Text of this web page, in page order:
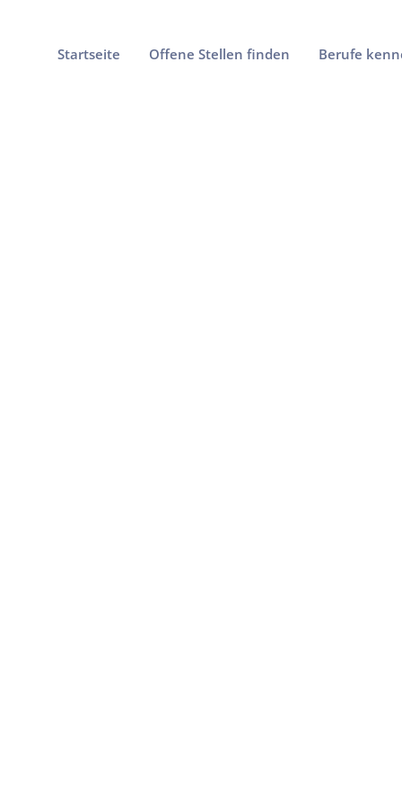
Startseite Offene Stellen finden Berufe